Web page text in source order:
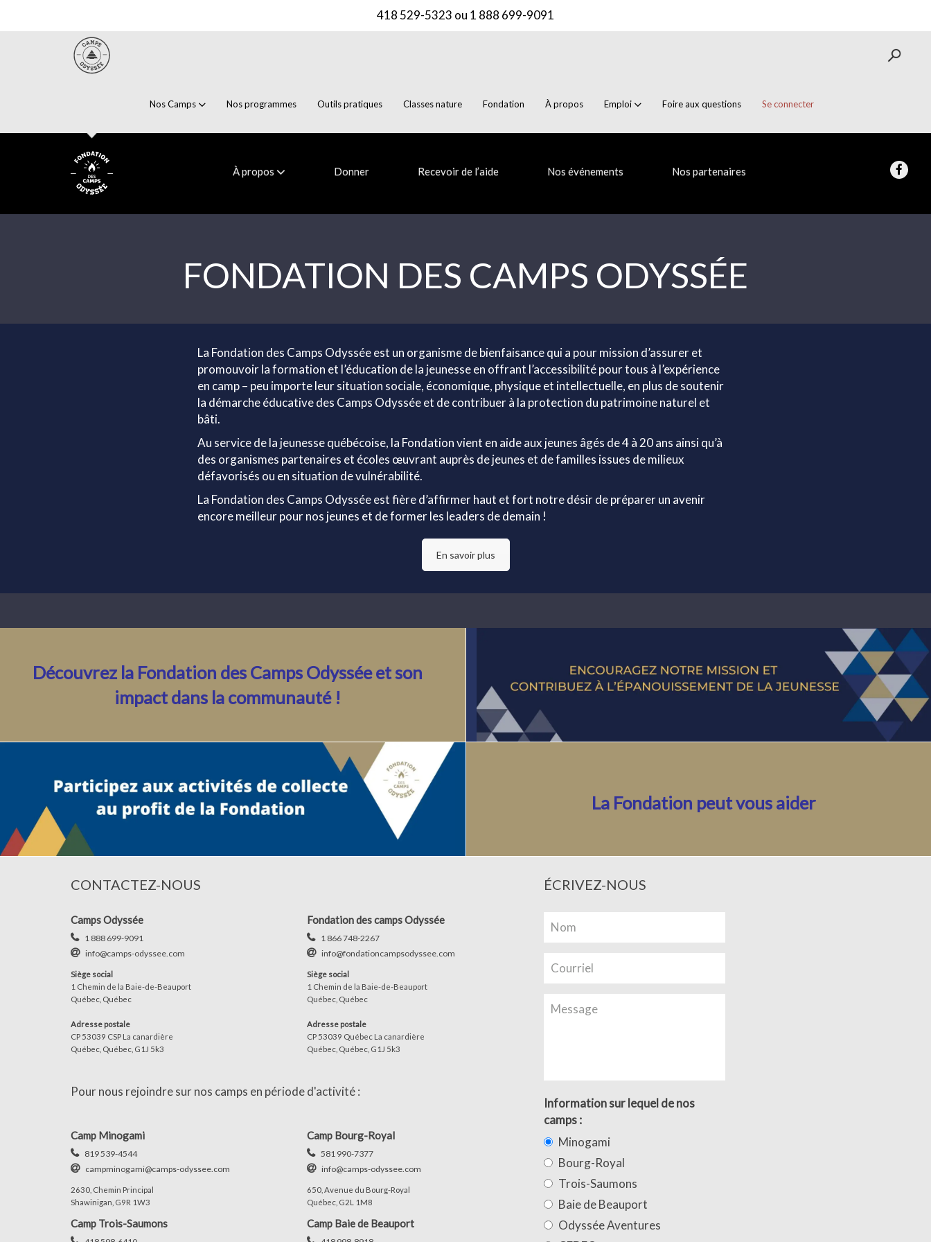
418 529-5323 ou 1 888 699-9091
Nos Camps Nos programmes Outils pratiques Classes nature Fondation À propos Emploi Foire aux questions Se connecter
À propos Donner Recevoir de l’aide Nos événements Nos partenaires
FONDATION DES CAMPS ODYSSÉE
La Fondation des Camps Odyssée est un organisme de bienfaisance qui a pour mission d’assurer et
promouvoir la formation et l’éducation de la jeunesse en offrant l’accessibilité pour tous à l’expérience
en camp – peu importe leur situation sociale, économique, physique et intellectuelle, en plus de soutenir
la démarche éducative des Camps Odyssée et de contribuer à la protection du patrimoine naturel et
bâti.
Au service de la jeunesse québécoise, la Fondation vient en aide aux jeunes âgés de 4 à 20 ans ainsi qu’à
des organismes partenaires et écoles œuvrant auprès de jeunes et de familles issues de milieux
défavorisés ou en situation de vulnérabilité.
La Fondation des Camps Odyssée est fière d’affirmer haut et fort notre désir de préparer un avenir
encore meilleur pour nos jeunes et de former les leaders de demain !
En savoir plus
Découvrez la Fondation des Camps Odyssée et son
impact dans la communauté!
La Fondation peut vous aider
CONTACTEZ-NOUS
Camps Odyssée
1 888 699-9091
info@camps-odyssee.com
Siège social
1 Chemin de la Baie-de-Beauport
Québec, Québec
Adresse postale
CP 53039 CSP La canardière
Québec, Québec, G1J 5k3
Fondation des camps Odyssée
1 866 748-2267
info@fondationcampsodyssee.com
Siège social
1 Chemin de la Baie-de-Beauport
Québec, Québec
Adresse postale
CP 53039 Québec La canardière
Québec, Québec, G1J 5k3
Pour nous rejoindre sur nos camps en période d'activité :
Camp Minogami
819 539-4544
campminogami@camps-odyssee.com
2630, Chemin Principal
Shawinigan, G9R 1W3
Camp Bourg-Royal
581 990-7377
info@camps-odyssee.com
650, Avenue du Bourg-Royal
Québec, G2L 1M8
Camp Trois-Saumons Camp Baie de Beauport
ÉCRIVEZ-NOUS
Information sur lequel de nos
camps :
Minogami
Bourg-Royal
Trois-Saumons
Baie de Beauport
Odyssée Aventures